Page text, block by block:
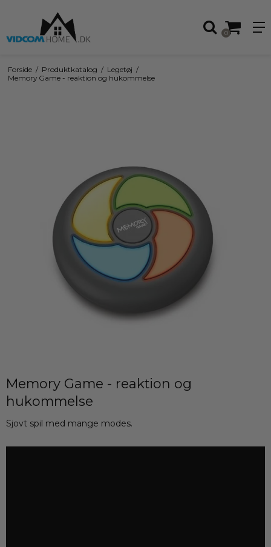
0
Forside / Produktkatalog / Legetøj /
Memory Game - reaktion og hukommelse
Memory Game - reaktion og
hukommelse
Sjovt spil med mange modes.